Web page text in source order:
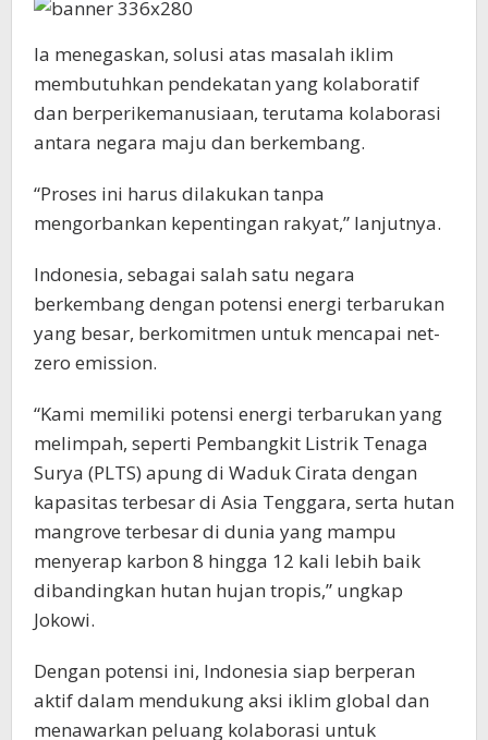
Ia menegaskan, solusi atas masalah iklim
membutuhkan pendekatan yang kolaboratif
dan berperikemanusiaan, terutama kolaborasi
antara negara maju dan berkembang.
“Proses ini harus dilakukan tanpa
mengorbankan kepentingan rakyat,” lanjutnya.
Indonesia, sebagai salah satu negara
berkembang dengan potensi energi terbarukan
yang besar, berkomitmen untuk mencapai net-
zero emission.
“Kami memiliki potensi energi terbarukan yang
melimpah, seperti Pembangkit Listrik Tenaga
Surya (PLTS) apung di Waduk Cirata dengan
kapasitas terbesar di Asia Tenggara, serta hutan
mangrove terbesar di dunia yang mampu
menyerap karbon 8 hingga 12 kali lebih baik
dibandingkan hutan hujan tropis,” ungkap
Jokowi.
Dengan potensi ini, Indonesia siap berperan
aktif dalam mendukung aksi iklim global dan
menawarkan peluang kolaborasi untuk